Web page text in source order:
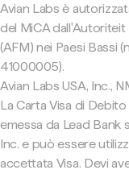
Avian Labs è
del MiCA
(AFM) nei Paesi Bassi
41000005).
Avian Labs USA, Inc.,
La Carta Visa di
emessa da Lead Bank
Inc. e può essere
accettata Visa. Devi